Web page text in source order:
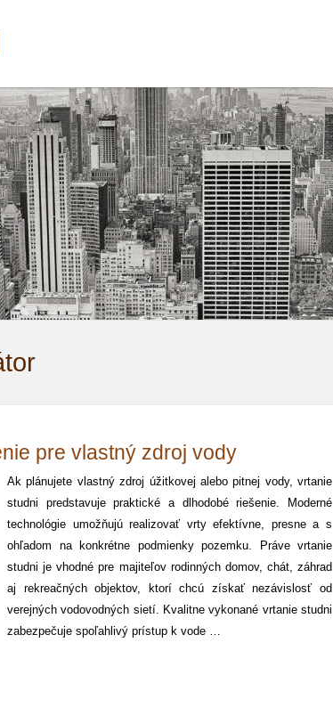
pre vlastný zdroj vody
Ak plánujete vlastný zdroj úžitkovej alebo pitnej vody, vrtanie
studni predstavuje praktické a dlhodobé riešenie. Moderné
technológie umožňujú realizovať vrty efektívne, presne a s
ohľadom na konkrétne podmienky pozemku. Práve vrtanie
studni je vhodné pre majiteľov rodinných domov, chát, záhrad
aj rekreačných objektov, ktorí chcú získať nezávislosť od
verejných vodovodných sietí. Kvalitne vykonané vrtanie studni
zabezpečuje spoľahlivý prístup k vode …